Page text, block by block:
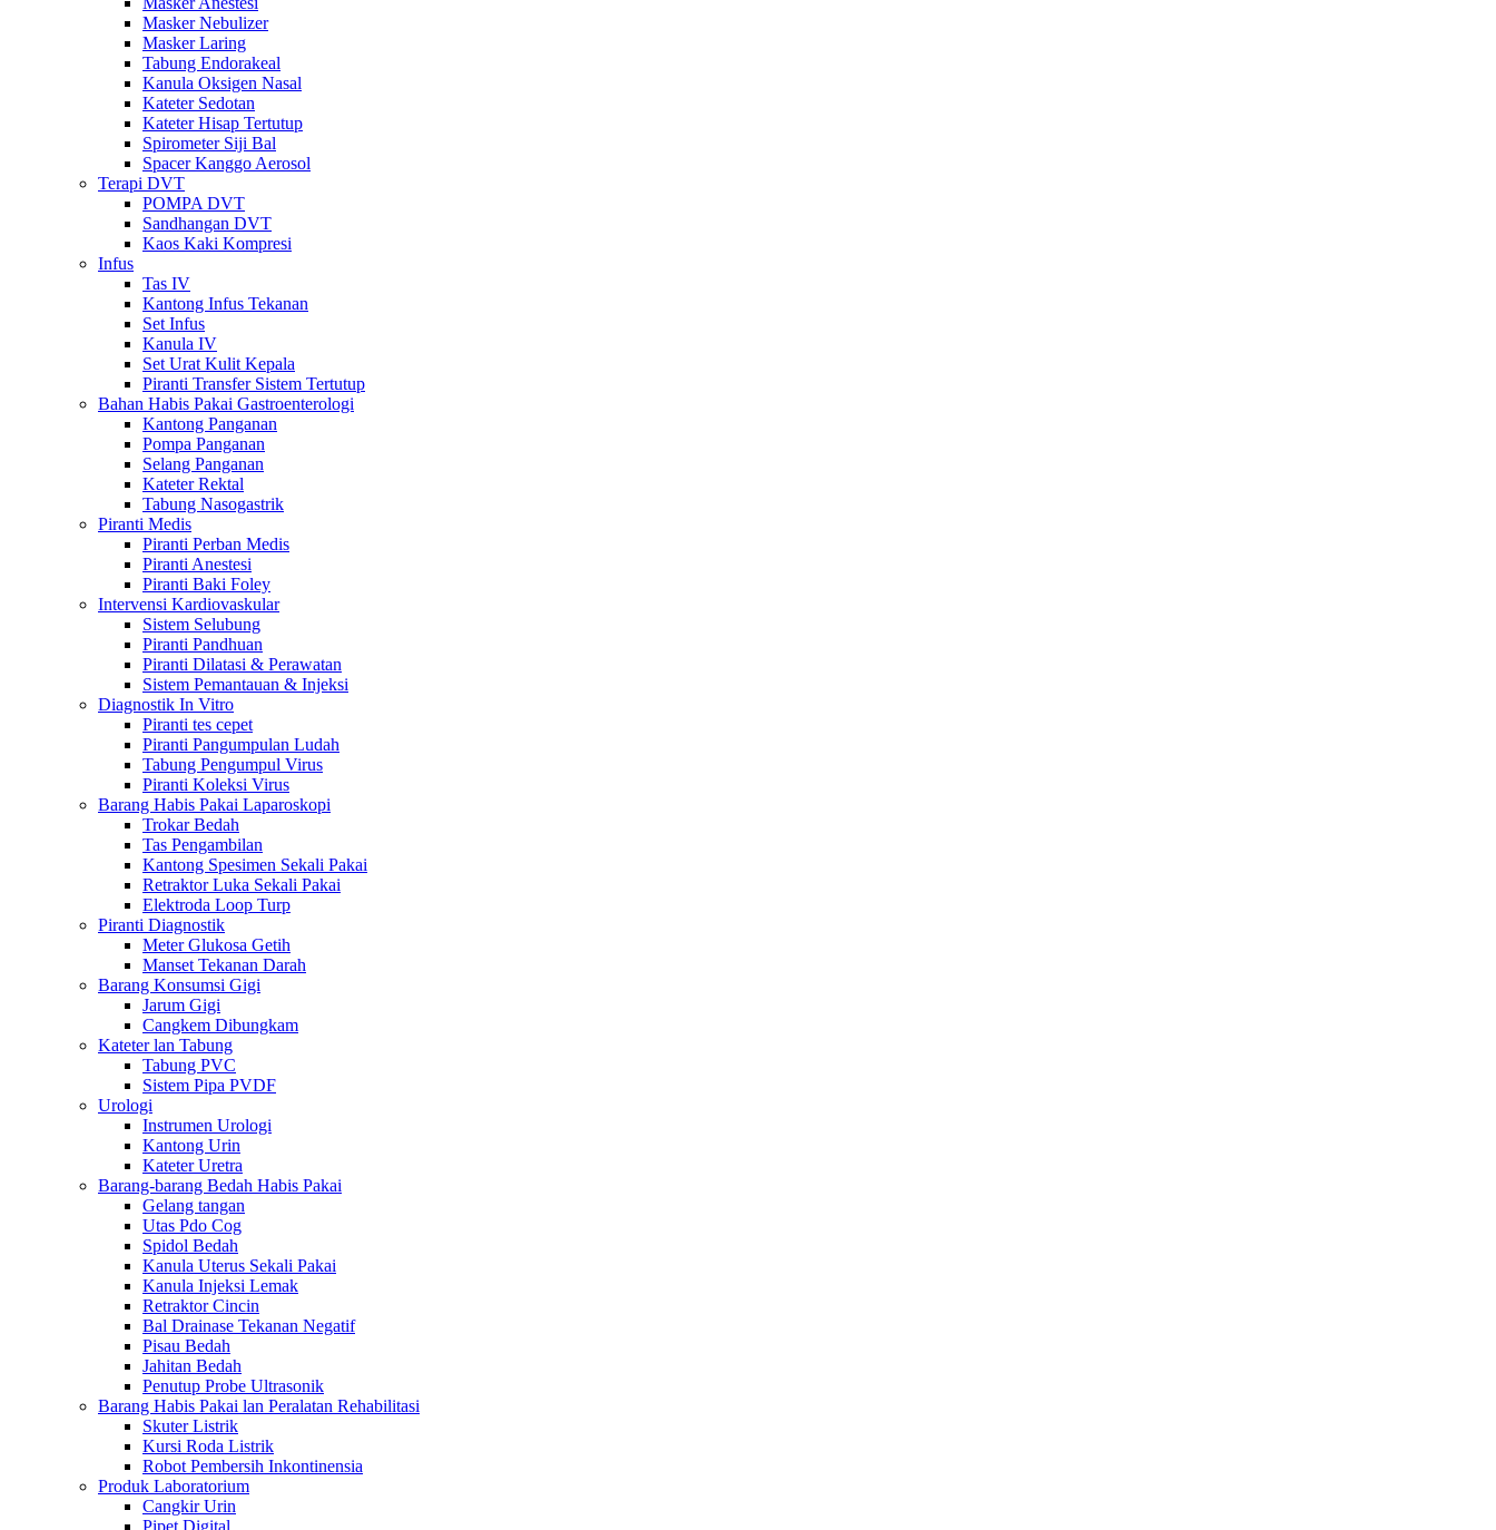
Masker Nebulizer
Masker Laring
Tabung Endorakeal
Kanula Oksigen Nasal
Kateter Sedotan
Kateter Hisap Tertutup
Spirometer Siji Bal
Spacer Kanggo Aerosol
Terapi DVT
POMPA DVT
Sandhangan DVT
Kaos Kaki Kompresi
Infus
Tas IV
Kantong Infus Tekanan
Set Infus
Kanula IV
Set Urat Kulit Kepala
Piranti Transfer Sistem Tertutup
Bahan Habis Pakai Gastroenterologi
Kantong Panganan
Pompa Panganan
Selang Panganan
Kateter Rektal
Tabung Nasogastrik
Piranti Medis
Piranti Perban Medis
Piranti Anestesi
Piranti Baki Foley
Intervensi Kardiovaskular
Sistem Selubung
Piranti Pandhuan
Piranti Dilatasi & Perawatan
Sistem Pemantauan & Injeksi
Diagnostik In Vitro
Piranti tes cepet
Piranti Pangumpulan Ludah
Tabung Pengumpul Virus
Piranti Koleksi Virus
Barang Habis Pakai Laparoskopi
Trokar Bedah
Tas Pengambilan
Kantong Spesimen Sekali Pakai
Retraktor Luka Sekali Pakai
Elektroda Loop Turp
Piranti Diagnostik
Meter Glukosa Getih
Manset Tekanan Darah
Barang Konsumsi Gigi
Jarum Gigi
Cangkem Dibungkam
Kateter lan Tabung
Tabung PVC
Sistem Pipa PVDF
Urologi
Instrumen Urologi
Kantong Urin
Kateter Uretra
Barang-barang Bedah Habis Pakai
Gelang tangan
Utas Pdo Cog
Spidol Bedah
Kanula Uterus Sekali Pakai
Kanula Injeksi Lemak
Retraktor Cincin
Bal Drainase Tekanan Negatif
Pisau Bedah
Jahitan Bedah
Penutup Probe Ultrasonik
Barang Habis Pakai lan Peralatan Rehabilitasi
Skuter Listrik
Kursi Roda Listrik
Robot Pembersih Inkontinensia
Produk Laboratorium
Cangkir Urin
Pipet Digital